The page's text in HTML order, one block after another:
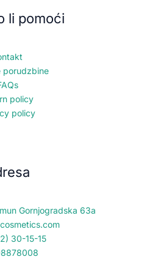
li pomoći
porudzbine
policy
policy
Gornjogradska 63a
30-15-15